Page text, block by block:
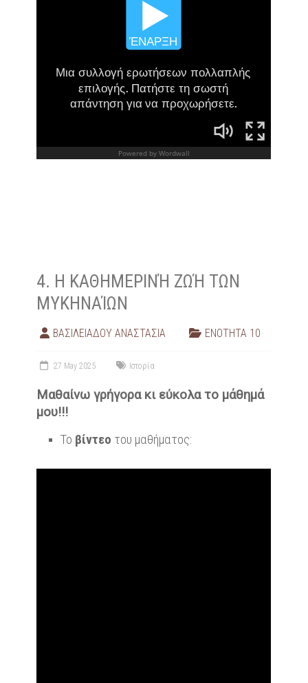
4. Η ΚΑΘΗΜΕΡΙΝΉ ΖΩΉ ΤΩΝ
ΜΥΚΗΝΑΊΩΝ
ΒΑΣΙΛΕΙΑΔΟΥ ΑΝΑΣΤΑΣΙΑ ΕΝΟΤΗΤΑ 10
27 May 2025 Ιστορία
Μαθαίνω γρήγορα κι εύκολα το μάθημά
μου!!!
Το βίντεο του μαθήματος: